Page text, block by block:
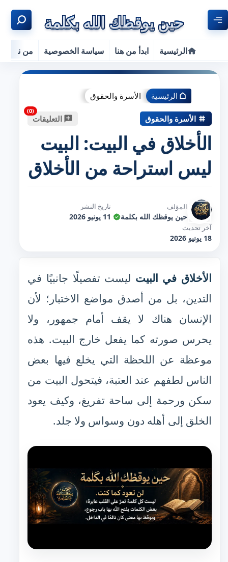
الرئيسية ابدأ من هنا سياسة الخصوصية من نحن
الرئيسية الأسرة والحقوق
الأسرة والحقوق التعليقات
الأخلاق في البيت: البيت
ليس استراحة من الأخلاق
المؤلف
حين يوقظك الله بكلمة
تاريخ النشر
11 يونيو 2026
آخر تحديث
18 يونيو 2026
الأخلاق في البيت ليست تفصيلًا جانبيًا في
التدين، بل من أصدق مواضع الاختبار؛ لأن
الإنسان هناك لا يقف أمام جمهور، ولا
يحرس صورته كما يفعل خارج البيت. هذه
موعظة عن اللحظة التي يخلع فيها بعض
الناس لطفهم عند العتبة، فيتحول البيت من
سكن ورحمة إلى ساحة تفريغ، وكيف يعود
الخلق إلى أهله دون وسواس ولا جلد.